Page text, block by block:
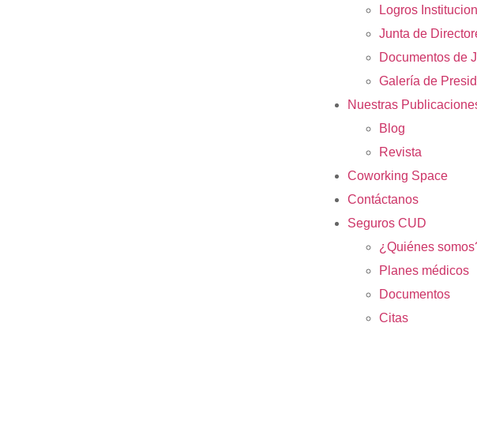
Logros
Junta de
Documentos de
Galería de
Nuestras
Blog
Revista
Coworking Space
Contáctanos
Seguros CUD
¿Quiénes
Planes médicos
Documentos
Citas